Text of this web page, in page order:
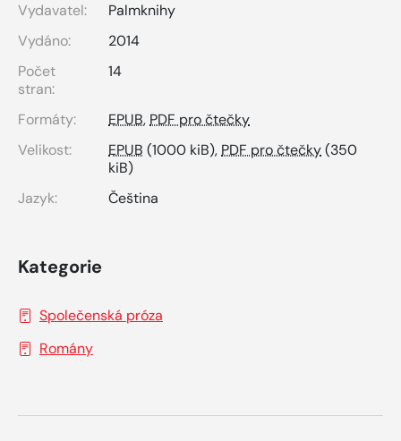
Vydavatel:
Palmknihy
Vydáno:
2014
Počet
stran:
14
Formáty: EPUB, PDF pro čtečky
Velikost:
EPUB (1000 kiB), PDF pro čtečky(350
kiB)
Jazyk:
Čeština
Kategorie
Společenská próza
Romány